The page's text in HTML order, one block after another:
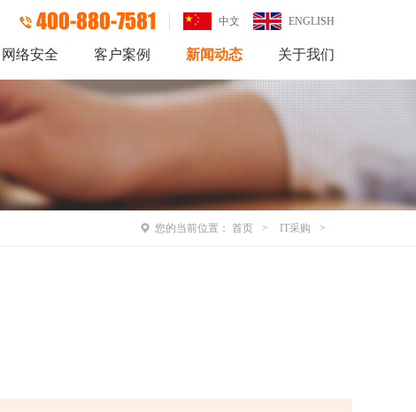
400-880-7581 中文 ENGLISH
网络安全 客户案例 新闻动态 关于我们
您的当前位置： 首页 IT采购